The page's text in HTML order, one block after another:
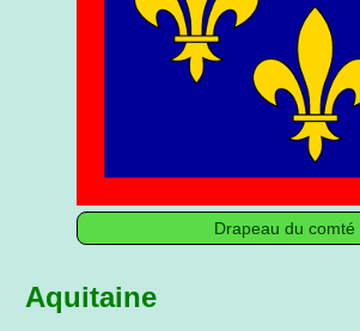
Drapeau du comté
Aquitaine